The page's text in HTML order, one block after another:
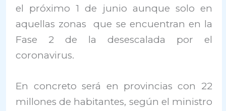
el próximo 1 de junio aunque solo en
aquellas zonas que se encuentran en la
Fase 2 de la desescalada por el
coronavirus.
En concreto será en provincias con 22
millones de habitantes, según el ministro